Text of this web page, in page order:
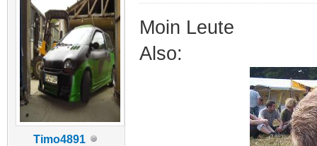
Timo4891
Moin Leute
Also: